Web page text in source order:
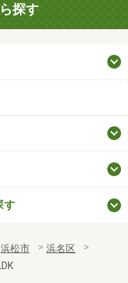
探す
す
浜松市
浜名区